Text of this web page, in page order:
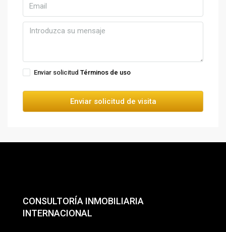
Enviar solicitud Términos de uso
Enviar solicitud de visita
CONSULTORÍA INMOBILIARIA
INTERNACIONAL